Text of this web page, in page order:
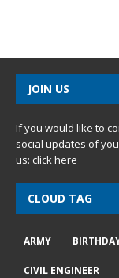
JOIN US
If you would like to
social updates of
us: click here
CLOUD TAG
ARMY
CIVIL ENGINEER